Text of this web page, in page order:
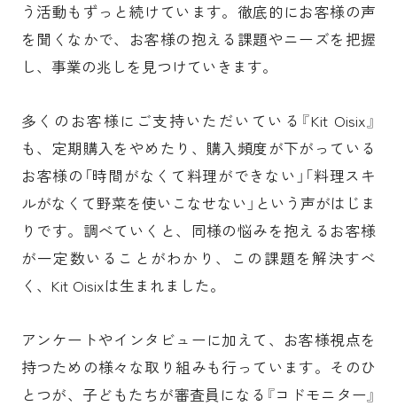
う活動もずっと続けています。徹底的にお客様の声
を聞くなかで、お客様の抱える課題やニーズを把握
し、事業の兆しを見つけていきます。
多くのお客様にご支持いただいている『Kit Oisix』
も、定期購入をやめたり、購入頻度が下がっている
お客様の「時間がなくて料理ができない」「料理スキ
ルがなくて野菜を使いこなせない」という声がはじま
りです。調べていくと、同様の悩みを抱えるお客様
が一定数いることがわかり、この課題を解決すべ
く、Kit Oisixは生まれました。
アンケートやインタビューに加えて、お客様視点を
持つための様々な取り組みも行っています。そのひ
とつが、子どもたちが審査員になる『コドモニター』